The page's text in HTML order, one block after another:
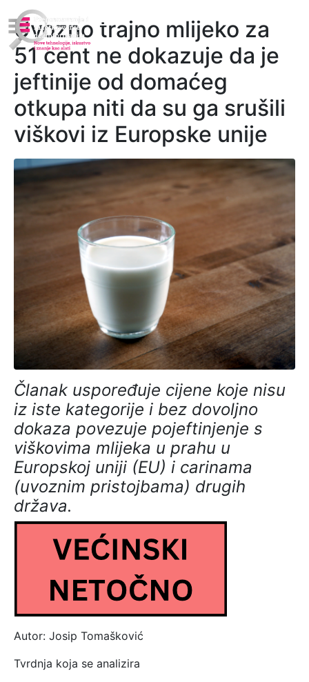
Uvozno trajno mlijeko za
51 cent ne dokazuje da je
jeftinije od domaćeg
otkupa niti da su ga srušili
viškovi iz Europske unije
Članak uspoređuje cijene koje nisu
iz iste kategorije i bez dovoljno
dokaza povezuje pojeftinjenje s
viškovima mlijeka u prahu u
Europskoj uniji (EU) i carinama
(uvoznim pristojbama) drugih
država.
Autor: Josip Tomašković
Tvrdnja koja se analizira